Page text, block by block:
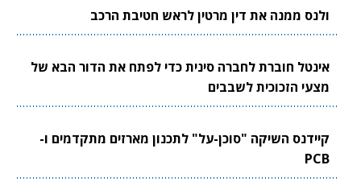
ולנס ממנה את דין מרטין לראש חטיבת הרכב
אינטל חוברת לחברה סינית כדי לפתח את הדור הבא של
מצעי הזכוכית לשבבים
קיידנס השיקה "סוכן-על" לתכנון מארזים מתקדמים ו-
PCB